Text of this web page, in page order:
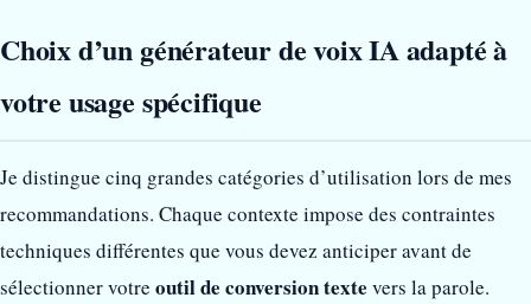
Choix d’un générateur de voix IA adapté à
votre usage spécifique
Je distingue cinq grandes catégories d’utilisation lors de mes
recommandations. Chaque contexte impose des contraintes
techniques différentes que vous devez anticiper avant de
sélectionner votre outil de conversion texte vers la parole.